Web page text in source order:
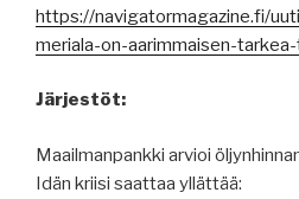
https://navigatormagazine.fi/
meriala-on-aarimmaisen-
Järjestöt:
Maailmanpankki arvioi
Idän kriisi saattaa yllättää: